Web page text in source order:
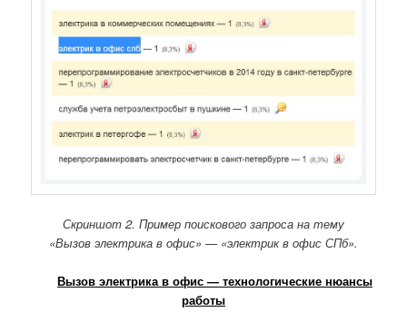
Скриншот 2. Пример поискового запроса на тему
«Вызов электрика в офис» — «электрик в офис СПб».
Вызов электрика в офис — технологические нюансы
работы